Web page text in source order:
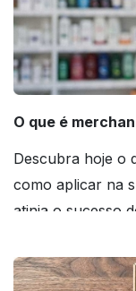
O que é
Descubra hoje o
como aplicar na
atinja o sucesso